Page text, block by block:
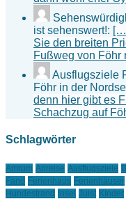
ist sehenswert!:
Sie den breiten
Fußweg von
Ausflugsziele
Föhr in der
denn hier gibt es
Schachzug auf
Schlagwörter
Amrum Anreise Ausflugsziele
Fanö Ferienhaus Ferienhäuser
Hundestrand Insel Juist KInder